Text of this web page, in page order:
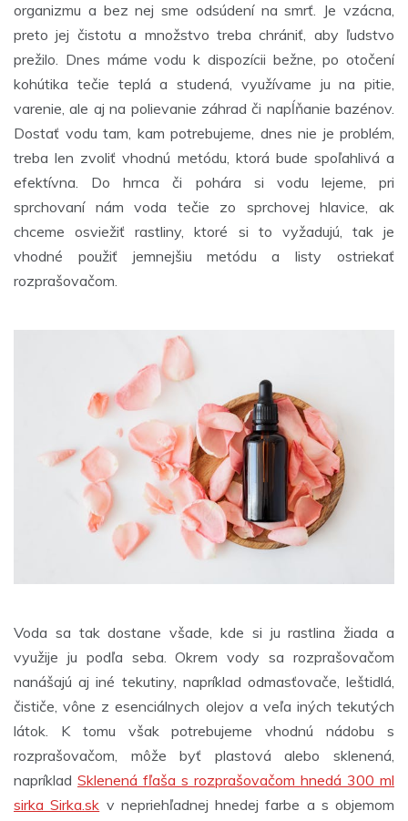
organizmu a bez nej sme odsúdení na smrť. Je vzácna,
preto jej čistotu a množstvo treba chrániť, aby ľudstvo
prežilo. Dnes máme vodu k dispozícii bežne, po otočení
kohútika tečie teplá a studená, využívame ju na pitie,
varenie, ale aj na polievanie záhrad či napĺňanie bazénov.
Dostať vodu tam, kam potrebujeme, dnes nie je problém,
treba len zvoliť vhodnú metódu, ktorá bude spoľahlivá a
efektívna. Do hrnca či pohára si vodu lejeme, pri
sprchovaní nám voda tečie zo sprchovej hlavice, ak
chceme osviežiť rastliny, ktoré si to vyžadujú, tak je
vhodné použiť jemnejšiu metódu a listy ostriekať
rozprašovačom.
Voda sa tak dostane všade, kde si ju rastlina žiada a
využije ju podľa seba. Okrem vody sa rozprašovačom
nanášajú aj iné tekutiny, napríklad odmasťovače, leštidlá,
čističe, vône z esenciálnych olejov a veľa iných tekutých
látok. K tomu však potrebujeme vhodnú nádobu s
rozprašovačom, môže byť plastová alebo sklenená,
napríklad Sklenená fľaša s rozprašovačom hnedá 300 ml
sirka Sirka.sk v nepriehľadnej hnedej farbe a s objemom